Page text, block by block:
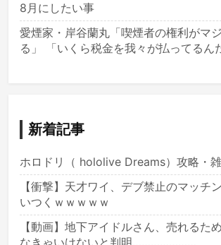
8月にしたい事
愛煙家・岸谷蘭丸「喫煙者の権利がマ
る」 「いくら税金を我々が払ってるん
新着記事
ホロドリ（ hololive Dreams）攻略・
【衝撃】天才ワイ、デブ禁止のマッチ
いつくｗｗｗｗｗ
【動画】地下アイドルさん、売れるた
なきゃいけないと判明…………………